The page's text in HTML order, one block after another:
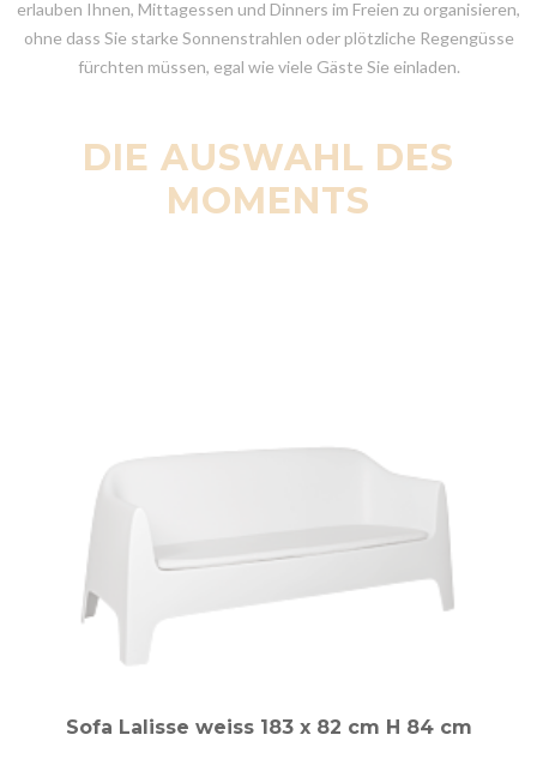
erlauben Ihnen, Mittagessen und Dinners im Freien zu organisieren,
ohne dass Sie starke Sonnenstrahlen oder plötzliche Regengüsse
fürchten müssen, egal wie viele Gäste Sie einladen.
DIE AUSWAHL DES
MOMENTS
Sofa Lalisse weiss 183 x 82 cm H 84 cm